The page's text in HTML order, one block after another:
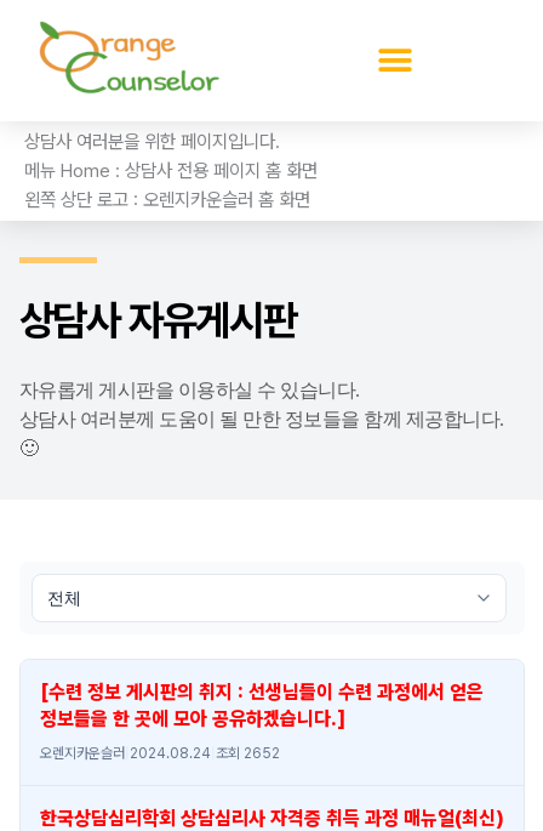
기
상담사 여러분을 위한 페이지입니다.
메뉴 Home : 상담사 전용 페이지 홈 화면
왼쪽 상단 로고 : 오렌지카운슬러 홈 화면
상담사 자유게시판
자유롭게 게시판을 이용하실 수 있습니다.
상담사 여러분께 도움이 될 만한 정보들을 함께 제공합니다.
🙂
[수련 정보 게시판의 취지 : 선생님들이 수련 과정에서 얻은
정보들을 한 곳에 모아 공유하겠습니다.]
오렌지카운슬러 2024.08.24 조회 2652
한국상담심리학회 상담심리사 자격증 취득 과정 매뉴얼(최신)